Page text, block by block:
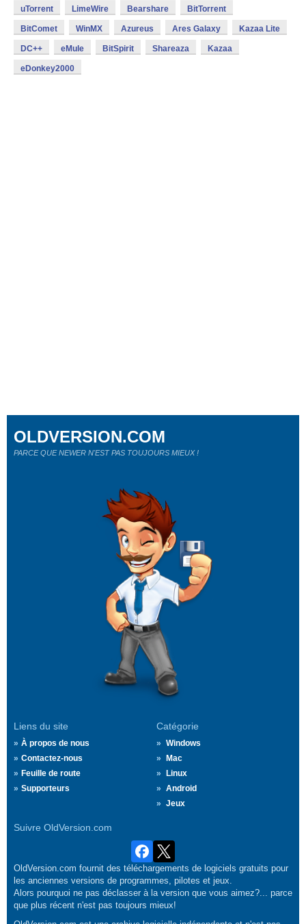
uTorrent LimeWire Bearshare BitTorrent
BitComet WinMX Azureus Ares Galaxy Kazaa Lite
DC++ eMule BitSpirit Shareaza Kazaa
eDonkey2000
Liens du site
À propos de nous
Contactez-nous
Feuille de route
Supporteurs
Catégorie
Windows
Mac
Linux
Android
Jeux
Suivre OldVersion.com
OLDVERSION.COM
PARCE QUE NEWER N'EST PAS TOUJOURS MIEUX !
OldVersion.com fournit des téléchargements de logiciels gratuits pour
les anciennes versions de programmes, pilotes et jeux.
Alors pourquoi ne pas déclasser à la version que vous aimez?... parce
que plus récent n'est pas toujours mieux!